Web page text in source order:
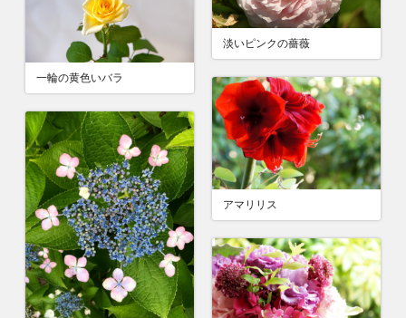
淡いピンクの薔薇
一輪の黄色いバラ
アマリリス